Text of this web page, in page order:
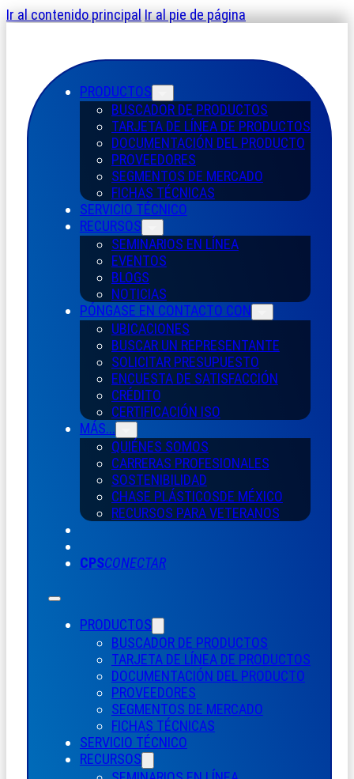
Ir al contenido principalIr al pie de página
PRODUCTOS
BUSCADOR DE PRODUCTOS
TARJETA DE LÍNEA DE PRODUCTOS
DOCUMENTACIÓN DEL PRODUCTO
PROVEEDORES
SEGMENTOS DE MERCADO
FICHAS TÉCNICAS
SERVICIO TÉCNICO
RECURSOS
SEMINARIOS EN LÍNEA
EVENTOS
BLOGS
NOTICIAS
PÓNGASE EN CONTACTO CON
UBICACIONES
BUSCAR UN REPRESENTANTE
SOLICITAR PRESUPUESTO
ENCUESTA DE SATISFACCIÓN
CRÉDITO
CERTIFICACIÓN ISO
MÁS...
QUIÉNES SOMOS
CARRERAS PROFESIONALES
SOSTENIBILIDAD
CHASE PLÁSTICOSDE MÉXICO
RECURSOS PARA VETERANOS
CPSCONECTAR
PRODUCTOS
BUSCADOR DE PRODUCTOS
TARJETA DE LÍNEA DE PRODUCTOS
DOCUMENTACIÓN DEL PRODUCTO
PROVEEDORES
SEGMENTOS DE MERCADO
FICHAS TÉCNICAS
SERVICIO TÉCNICO
RECURSOS